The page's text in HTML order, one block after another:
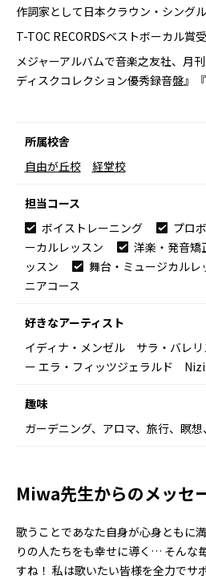
作詞家として日本クラウン・シング
T-TOC RECORDSベストボーカル賞
メジャーアルバムで音楽之友社、月
ディスクコレクション優秀録音盤』
所属校舎
自由が丘校
経堂校
担当コース
ボイストレーニング
プロ
ーカルレッスン
洋楽・発音矯
ッスン
舞台・ミュージカルレ
ニアコース
好きなアーティスト
イディナ・メンゼル サラ・バレリ
ー エラ・フィッツジェラルド
趣味
ガーデニング、アロマ、旅行、瞑想
Miwa先生からのメッセ
歌うことであなた自身が心身ともに
りの人たちをも幸せに導く… そんな
すね！ 私は歌いたい皆様を全力でサ